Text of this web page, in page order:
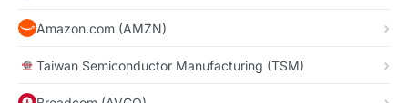
Amazon.com (AMZN)
Taiwan Semiconductor Manufacturing (TSM)